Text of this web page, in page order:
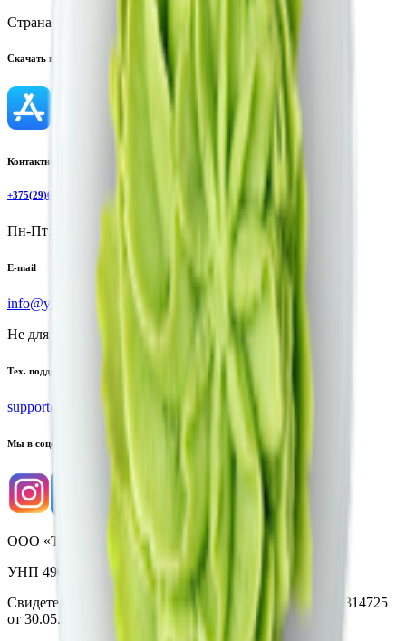
Страна производства:
Республика Беларусь
Скачать приложение
Контактный телефон
+375(29)6875999
Пн-Пт: 8:00 - 17:00
E-mail
info@yoda.by
Не для электронных обращений
Тех. поддержка
support@yoda.by
Мы в соцсетях
ООО «Торговая сеть «Продмир»
УНП 490314725
Свидетельство о государственной регистрации № 490314725
от 30.05.2003г выдано Гомельским облисполкомом